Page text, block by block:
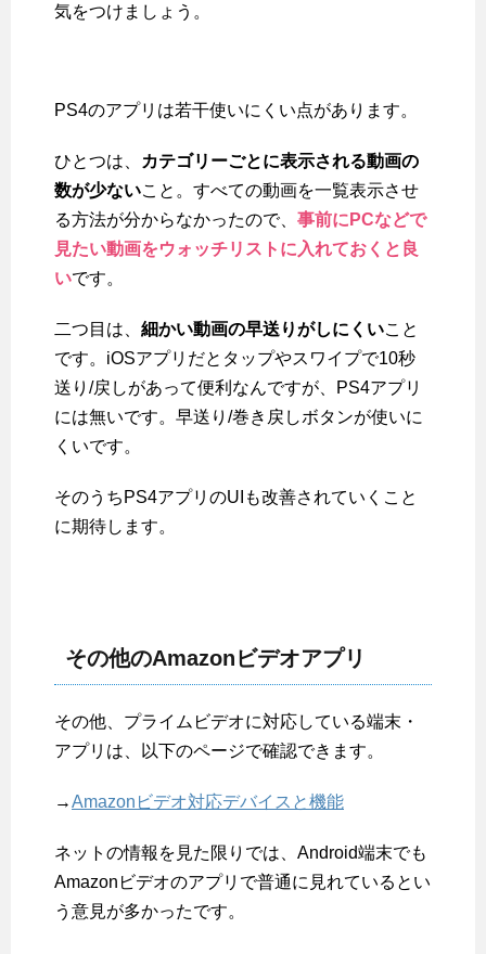
気をつけましょう。
PS4のアプリは若干使いにくい点があります。
ひとつは、
カテゴリーごとに表示される動画の
数が少ないこと。すべての動画を一覧表示させ
る方法が分からなかったので、 事前にPCなどで
見たい動画をウォッチリストに入れておくと良
いです。
二つ目は、 細かい動画の早送りがしにくいこと
です。iOSアプリだとタップやスワイプで10秒
送り/戻しがあって便利なんですが、PS4アプリ
には無いです。早送り/巻き戻しボタンが使いに
くいです。
そのうちPS4アプリのUIも改善されていくこと
に期待します。
その他のAmazonビデオアプリ
その他、プライムビデオに対応している端末・
アプリは、以下のページで確認できます。
→Amazonビデオ対応デバイスと機能
ネットの情報を見た限りでは、Android端末でも
Amazonビデオのアプリで普通に見れているとい
う意見が多かったです。